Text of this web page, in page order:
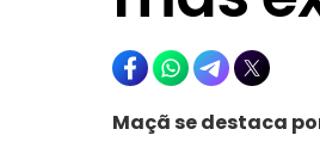
Maçã se destaca